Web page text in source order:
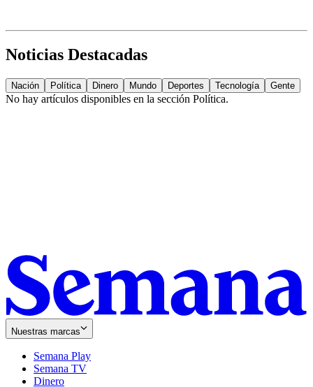
Noticias Destacadas
Nación Política Dinero Mundo Deportes Tecnología Gente
No hay artículos disponibles en la sección Política.
Nuestras marcas
Semana Play
Semana TV
Dinero